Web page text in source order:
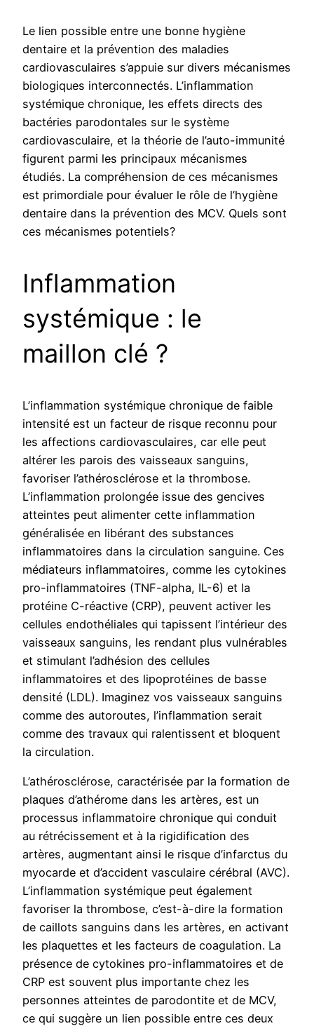
Le lien possible entre une bonne hygiène
dentaire et la prévention des maladies
cardiovasculaires s’appuie sur divers mécanismes
biologiques interconnectés. L’inflammation
systémique chronique, les effets directs des
bactéries parodontales sur le système
cardiovasculaire, et la théorie de l’auto-immunité
figurent parmi les principaux mécanismes
étudiés. La compréhension de ces mécanismes
est primordiale pour évaluer le rôle de l’hygiène
dentaire dans la prévention des MCV. Quels sont
ces mécanismes potentiels?
Inflammation
systémique : le
maillon clé ?
L’inflammation systémique chronique de faible
intensité est un facteur de risque reconnu pour
les affections cardiovasculaires, car elle peut
altérer les parois des vaisseaux sanguins,
favoriser l’athérosclérose et la thrombose.
L’inflammation prolongée issue des gencives
atteintes peut alimenter cette inflammation
généralisée en libérant des substances
inflammatoires dans la circulation sanguine. Ces
médiateurs inflammatoires, comme les cytokines
pro-inflammatoires (TNF-alpha, IL-6) et la
protéine C-réactive (CRP), peuvent activer les
cellules endothéliales qui tapissent l’intérieur des
vaisseaux sanguins, les rendant plus vulnérables
et stimulant l’adhésion des cellules
inflammatoires et des lipoprotéines de basse
densité (LDL). Imaginez vos vaisseaux sanguins
comme des autoroutes, l’inflammation serait
comme des travaux qui ralentissent et bloquent
la circulation.
L’athérosclérose, caractérisée par la formation de
plaques d’athérome dans les artères, est un
processus inflammatoire chronique qui conduit
au rétrécissement et à la rigidification des
artères, augmentant ainsi le risque d’infarctus du
myocarde et d’accident vasculaire cérébral (AVC).
L’inflammation systémique peut également
favoriser la thrombose, c’est-à-dire la formation
de caillots sanguins dans les artères, en activant
les plaquettes et les facteurs de coagulation. La
présence de cytokines pro-inflammatoires et de
CRP est souvent plus importante chez les
personnes atteintes de parodontite et de MCV,
ce qui suggère un lien possible entre ces deux